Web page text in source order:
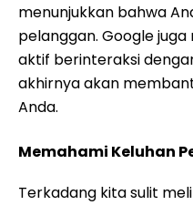
menunjukkan bahwa
pelanggan. Google
aktif berinteraksi
akhirnya akan
Anda.
Memahami Keluhan
Terkadang kita sulit